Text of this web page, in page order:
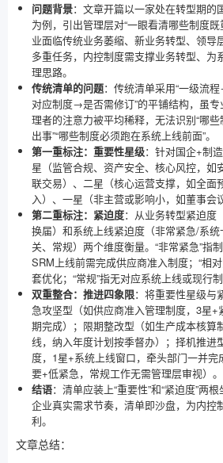
问题背景：文章开篇以一家处在转型期的
为例，引出管理层对“一眼看清哪些制度
业面临传统业务萎缩、新业务转型、领导
多重任务，内控制度需支撑业务转型、为
理思路。
传统清单的问题：传统清单采用“一级
对应制度→是否需修订”的平铺结构，虽专
理者的注意力被平均稀释，无法识别“哪
出事”“哪些制度必须跑在系统上线前面”。
第一重标注：重要性星级：针对国企+制
星（监管合规、资产安全、核心风控，如
联交易）、二星（核心运营支撑，如全面
入）、一星（非主营或影响小，如董事会
第二重标注：紧迫度：从业务转型紧迫度
换届）和系统上线紧迫度（非常紧急/系
关、常规）两个维度衡量。“非常紧急”指
SRM上线前需完成供应商准入制度；“相
套优化；“常规”指无对应系统上线或现行制
双重整合：推进四象限：将重要性星级与
急攻坚型（如供应商准入管理制度，3星
期完成）；限期整改型（如生产成本核算
线，纳入年度计划按季督办）；择机推进
度，1星+系统上线窗口，牵头部门一并
要+低紧急，常规工作无需管理层审视）。
结语：清单应装上“重要性”和“紧迫度”两
企业真实需求节奏，清单即沙盘，为内控
利。
文章总结：